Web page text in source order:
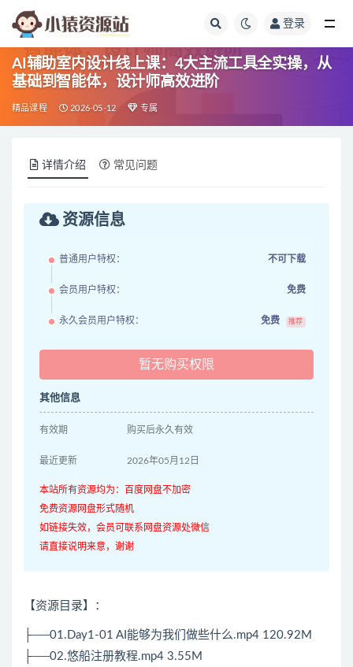
登录
AI辅助室内设计线上课：4大主流工具全实操，从
基础到智能体，设计师高效进阶
精品课程 2026-05-12 专属
详情介绍 常见问题
资源信息
普通用户特权： 不可下载
会员用户特权： 免费
永久会员用户特权： 免费 推荐
暂无购买权限
其他信息
有效期 购买后永久有效
最近更新 2026年05月12日
本站所有资源均为：百度网盘不加密
免费资源网盘形式随机
如链接失效，会员可联系网盘资源处微信
请直接说明来意，谢谢
【资源目录】：
├──01.Day1-01 AI能够为我们做些什么.mp4 120.92M
├──02.悠船注册教程.mp4 3.55M